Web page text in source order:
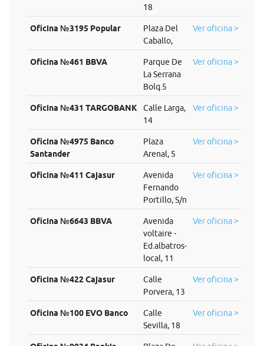
18
Oficina №3195 Popular
Plaza Del
Caballo,
Ver oficina >
Oficina №461 BBVA
Parque De
La Serrana
Bolq.5
Ver oficina >
Oficina №431 TARGOBANK
Calle Larga,
14
Ver oficina >
Oficina №4975 Banco
Santander
Plaza
Arenal, 5
Ver oficina >
Oficina №411 Cajasur
Avenida
Fernando
Portillo, S/n
Ver oficina >
Oficina №6643 BBVA
Avenida
voltaire -
Ed.albatros-
local, 11
Ver oficina >
Oficina №422 Cajasur
Calle
Porvera, 13
Ver oficina >
Oficina №100 EVO Banco
Calle
Sevilla, 18
Ver oficina >